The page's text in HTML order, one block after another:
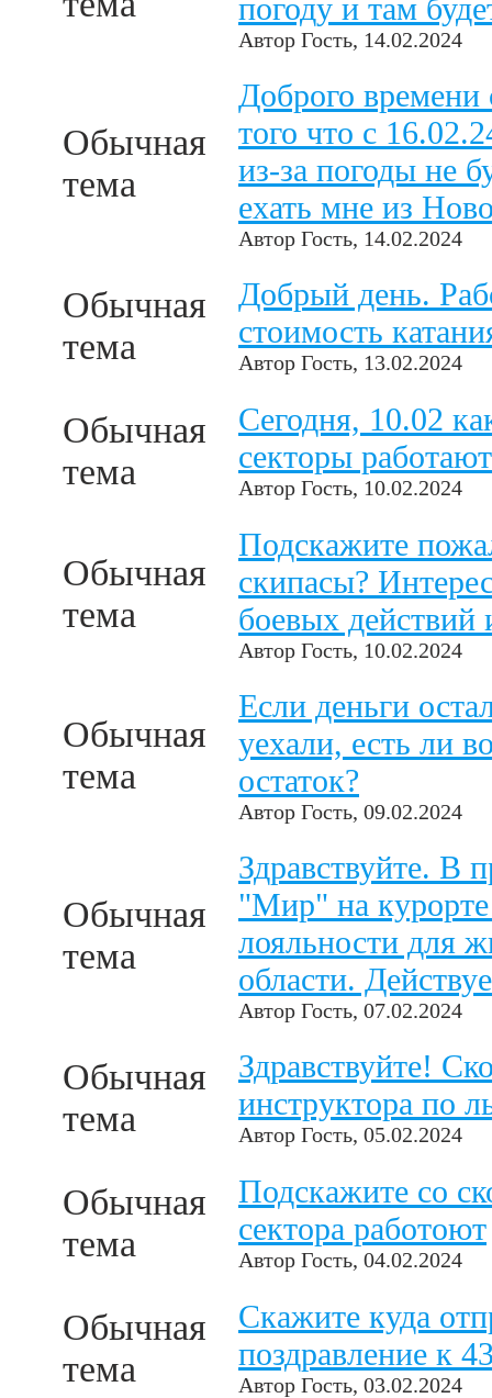
погоду и там
Автор Гость, 14.02.2024
Обычная
тема
Доброго времени
того что с
из-за погоды не
ехать мне из
Автор Гость, 14.02.2024
Обычная
тема
Добрый день.
стоимость
Автор Гость, 13.02.2024
Обычная
тема
Сегодня, 10.02
секторы
Автор Гость, 10.02.2024
Обычная
тема
Подскажите
скипасы?
боевых
Автор Гость, 10.02.2024
Обычная
тема
Если деньги
уехали, есть ли
остаток?
Автор Гость, 09.02.2024
Обычная
тема
Здравствуйте. В
"Мир" на курорте
лояльности для
области.
Автор Гость, 07.02.2024
Обычная
тема
Здравствуйте!
инструктора по
Автор Гость, 05.02.2024
Обычная
тема
Подскажите со
сектора работоют
Автор Гость, 04.02.2024
Обычная
тема
Скажите куда
поздравление к
Автор Гость, 03.02.2024